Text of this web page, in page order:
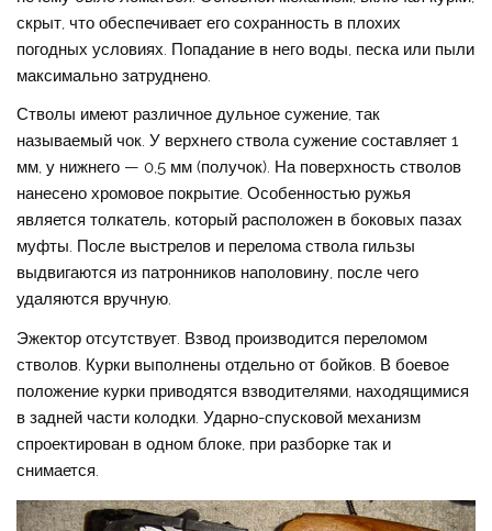
скрыт, что обеспечивает его сохранность в плохих
погодных условиях. Попадание в него воды, песка или пыли
максимально затруднено.
Стволы имеют различное дульное сужение, так
называемый чок. У верхнего ствола сужение составляет 1
мм, у нижнего — 0,5 мм (получок). На поверхность стволов
нанесено хромовое покрытие. Особенностью ружья
является толкатель, который расположен в боковых пазах
муфты. После выстрелов и перелома ствола гильзы
выдвигаются из патронников наполовину, после чего
удаляются вручную.
Эжектор отсутствует. Взвод производится переломом
стволов. Курки выполнены отдельно от бойков. В боевое
положение курки приводятся взводителями, находящимися
в задней части колодки. Ударно-спусковой механизм
спроектирован в одном блоке, при разборке так и
снимается.